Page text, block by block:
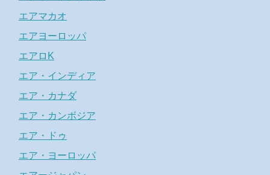
エアマカオ
エアヨーロッパ
エアロK
エア・インディア
エア・カナダ
エア・カンボジア
エア・ドゥ
エア・ヨーロッパ